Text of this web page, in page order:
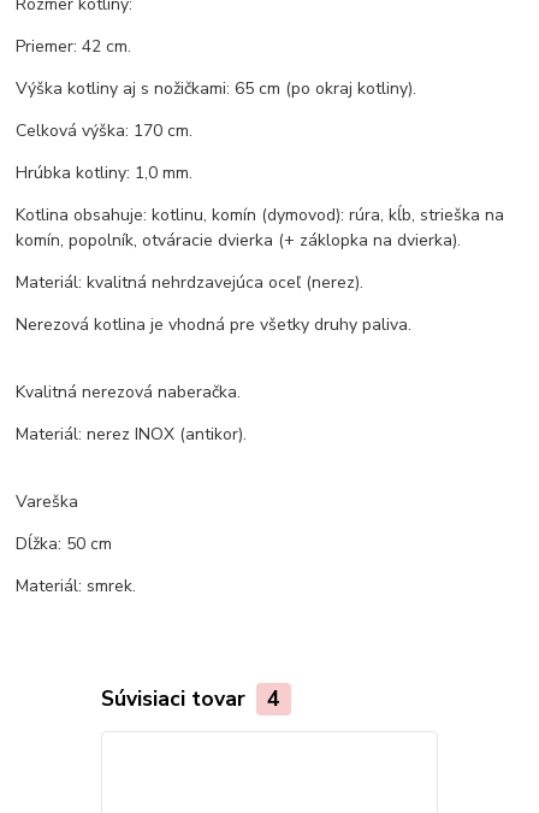
Rozmer kotliny:
Priemer: 42 cm.
Výška kotliny aj s nožičkami: 65 cm (po okraj kotliny).
Celková výška: 170 cm.
Hrúbka kotliny: 1,0 mm.
Kotlina obsahuje: kotlinu, komín (dymovod): rúra, kĺb, strieška na
komín, popolník, otváracie dvierka (+ záklopka na dvierka).
Materiál: kvalitná nehrdzavejúca oceľ (nerez).
Nerezová kotlina je vhodná pre všetky druhy paliva.
Kvalitná nerezová naberačka.
Materiál: nerez INOX (antikor).
Vareška
Dĺžka: 50 cm
Materiál: smrek.
Súvisiaci tovar 4